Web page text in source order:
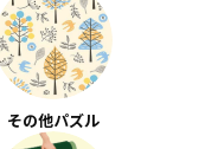
その他パズル